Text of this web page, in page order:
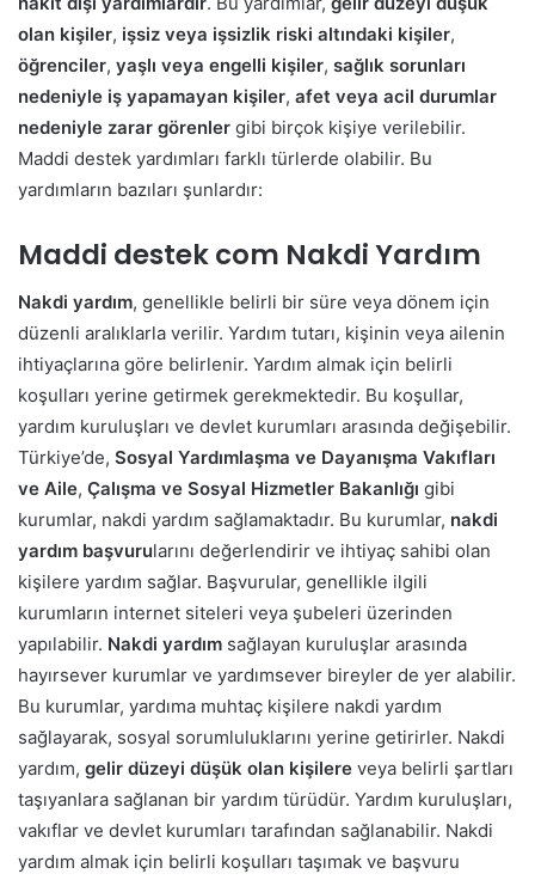
olan kişiler, işsiz veya işsizlik riski altındaki kişiler,
öğrenciler, yaşlı veya engelli kişiler, sağlık sorunları
nedeniyle iş yapamayan kişiler, afet veya acil durumlar
nedeniyle zarar görenler gibi birçok kişiye verilebilir.
Maddi destek yardımları farklı türlerde olabilir. Bu
yardımların bazıları şunlardır:
Maddi destek com Nakdi Yardım
Nakdi yardım, genellikle belirli bir süre veya dönem için
düzenli aralıklarla verilir. Yardım tutarı, kişinin veya ailenin
ihtiyaçlarına göre belirlenir. Yardım almak için belirli
koşulları yerine getirmek gerekmektedir. Bu koşullar,
yardım kuruluşları ve devlet kurumları arasında değişebilir.
Türkiye’de, Sosyal Yardımlaşma ve Dayanışma Vakıfları
ve Aile, Çalışma ve Sosyal Hizmetler Bakanlığı gibi
kurumlar, nakdi yardım sağlamaktadır. Bu kurumlar, nakdi
yardım başvurularını değerlendirir ve ihtiyaç sahibi olan
kişilere yardım sağlar. Başvurular, genellikle ilgili
kurumların internet siteleri veya şubeleri üzerinden
yapılabilir. Nakdi yardım sağlayan kuruluşlar arasında
hayırsever kurumlar ve yardımsever bireyler de yer alabilir.
Bu kurumlar, yardıma muhtaç kişilere nakdi yardım
sağlayarak, sosyal sorumluluklarını yerine getirirler. Nakdi
yardım, gelir düzeyi düşük olan kişilere veya belirli şartları
taşıyanlara sağlanan bir yardım türüdür. Yardım kuruluşları,
vakıflar ve devlet kurumları tarafından sağlanabilir. Nakdi
yardım almak için belirli koşulları taşımak ve başvuru